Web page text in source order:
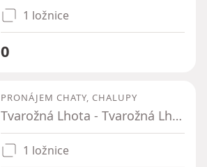
1 ložnice
0
PRONÁJEM CHATY, CHALUPY
Tvarožná Lhota - Tvarožná Lhota, Jihomoravský kraj
1 ložnice